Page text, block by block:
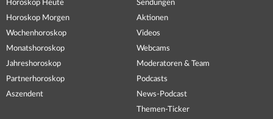
Horoskop Heute
Horoskop Morgen
Wochenhoroskop
Monatshoroskop
Jahreshoroskop
Partnerhoroskop
Aszendent
Sendungen
Aktionen
Videos
Webcams
Moderatoren & Team
Podcasts
News-Podcast
Themen-Ticker